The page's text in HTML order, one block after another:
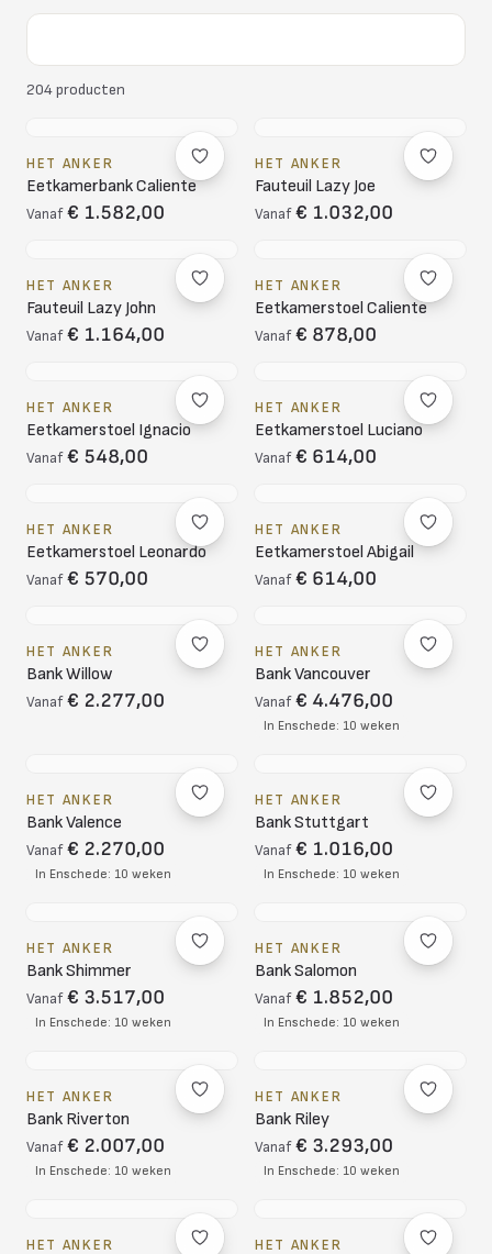
204producten
HET ANKER
Eetkamerbank Caliente
Vanaf € 1.582,00
HET ANKER
Fauteuil Lazy Joe
Vanaf € 1.032,00
HET ANKER
Fauteuil Lazy John
Vanaf € 1.164,00
HET ANKER
Eetkamerstoel Caliente
Vanaf € 878,00
HET ANKER
Eetkamerstoel Ignacio
Vanaf € 548,00
HET ANKER
Eetkamerstoel Luciano
Vanaf € 614,00
HET ANKER
Eetkamerstoel Leonardo
Vanaf € 570,00
HET ANKER
Eetkamerstoel Abigail
Vanaf € 614,00
HET ANKER
Bank Willow
Vanaf € 2.277,00
HET ANKER
Bank Vancouver
Vanaf € 4.476,00
In Enschede: 10 weken
HET ANKER
Bank Valence
Vanaf € 2.270,00
In Enschede: 10 weken
HET ANKER
Bank Stuttgart
Vanaf € 1.016,00
In Enschede: 10 weken
HET ANKER
Bank Shimmer
Vanaf € 3.517,00
In Enschede: 10 weken
HET ANKER
Bank Salomon
Vanaf € 1.852,00
In Enschede: 10 weken
HET ANKER
Bank Riverton
Vanaf € 2.007,00
In Enschede: 10 weken
HET ANKER
Bank Riley
Vanaf € 3.293,00
In Enschede: 10 weken
HET ANKER HET ANKER